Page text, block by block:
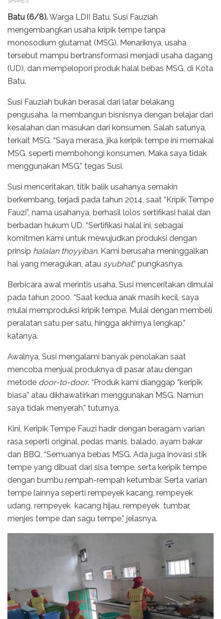
Batu (6/8).Warga LDII Batu, Susi Fauziah
mengembangkan usaha kripik tempe tanpa
monosodium glutamat (MSG). Menariknya, usaha
tersebut mampu bertransformasi menjadi usaha dagang
(UD), dan mempelopori produk halal bebas MSG, di Kota
Batu.
Susi Fauziah bukan berasal dari latar belakang
pengusaha. Ia membangun bisnisnya dengan belajar dari
kesalahan dan masukan dari konsumen. Salah satunya,
terkait MSG. “Saya merasa, jika keripik tempe ini memakai
MSG, seperti membohongi konsumen. Maka saya tidak
menggunakan MSG,” tegas Susi.
Susi menceritakan, titik balik usahanya semakin
berkembang, terjadi pada tahun 2014, saat “Kripik Tempe
Fauzi”, nama usahanya, berhasil lolos sertifikasi halal dan
berbadan hukum UD. “Sertifikasi halal ini, sebagai
komitmen kami untuk mewujudkan produksi dengan
prinsip halalan thoyyiban. Kami berusaha meninggalkan
hal yang meragukan, atau syubhat,” pungkasnya.
Berbicara awal merintis usaha, Susi menceritakan dimulai
pada tahun 2000. “Saat kedua anak masih kecil, saya
mulai memproduksi kripik tempe. Mulai dengan membeli
peralatan satu per satu, hingga akhirnya lengkap,”
katanya.
Awalnya, Susi mengalami banyak penolakan saat
mencoba menjual produknya di pasar atau dengan
metode door-to-door. “Produk kami dianggap “keripik
biasa” atau dikhawatirkan menggunakan MSG. Namun
saya tidak menyerah,” tuturnya.
Kini, Keripik Tempe Fauzi hadir dengan beragam varian
rasa seperti original, pedas manis, balado, ayam bakar
dan BBQ, “Semuanya bebas MSG. Ada juga inovasi stik
tempe yang dibuat dari sisa tempe, serta keripik tempe
dengan bumbu rempah-rempah ketumbar. Serta varian
tempe lainnya seperti rempeyek kacang, rempeyek
udang, rempeyek kacang hijau, rempeyek tumbar,
menjes tempe dan ⁠sagu tempe,” jelasnya.